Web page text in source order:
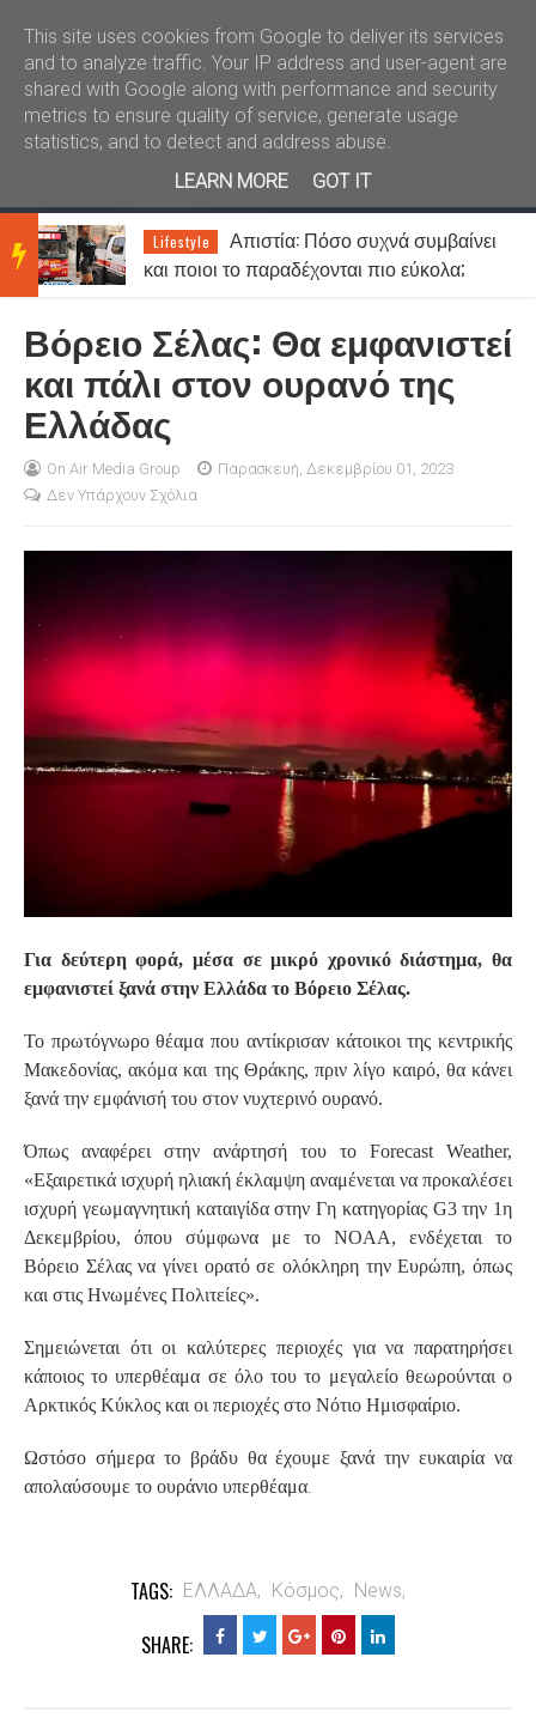
Καλώς ήλθατε Kral News
BRE
AKIN
NEW
Lifestyle
Απιστία: Πόσο συχνά συμβαίνει
και ποιοι το παραδέχονται πιο εύκολα;
Βόρειο Σέλας: Θα εμφανιστεί
και πάλι στον ουρανό της
Ελλάδας
On Air Media Group
Παρασκευή, Δεκεμβρίου 01, 2023
Δεν Υπάρχουν Σχόλια
Για δεύτερη φορά, μέσα σε μικρό χρονικό διάστημα, θα
εμφανιστεί ξανά στην Ελλάδα το Βόρειο Σέλας.
Το πρωτόγνωρο θέαμα που αντίκρισαν κάτοικοι της κεντρικής
Μακεδονίας, ακόμα και της Θράκης, πριν λίγο καιρό, θα κάνει
ξανά την εμφάνισή του στον νυχτερινό ουρανό.
Όπως αναφέρει στην ανάρτησή του το Forecast Weather,
«Εξαιρετικά ισχυρή ηλιακή έκλαμψη αναμένεται να προκαλέσει
ισχυρή γεωμαγνητική καταιγίδα στην Γη κατηγορίας G3 την 1η
Δεκεμβρίου, όπου σύμφωνα με το NOAA, ενδέχεται το
Βόρειο Σέλας να γίνει ορατό σε ολόκληρη την Ευρώπη, όπως
και στις Ηνωμένες Πολιτείες».
Σημειώνεται ότι οι καλύτερες περιοχές για να παρατηρήσει
κάποιος το υπερθέαμα σε όλο του το μεγαλείο θεωρούνται ο
Αρκτικός Κύκλος και οι περιοχές στο Νότιο Ημισφαίριο.
Ωστόσο σήμερα το βράδυ θα έχουμε ξανά την ευκαιρία να
απολαύσουμε το ουράνιο υπερθέαμα.
TAGS: ΕΛΛΑΔΑ, Κόσμος, News,
SHARE:
This site uses cookies from Google to deliver its services
and to analyze traffic. Your IP address and user-agent are
shared with Google along with performance and security
metrics to ensure quality of service, generate usage
statistics, and to detect and address abuse.
LEARN MORE
GOT IT